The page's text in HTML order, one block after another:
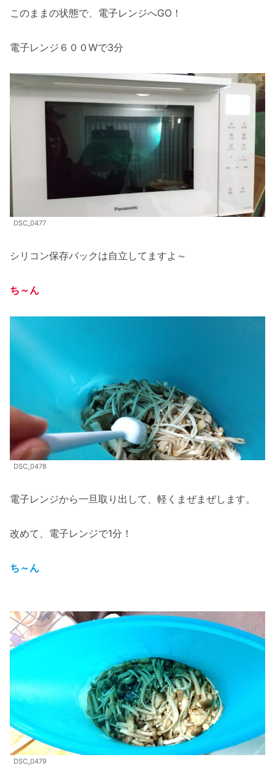
このままの状態で、電子レンジへGO！
電子レンジ６００Wで3分
DSC_0477
シリコン保存バックは自立してますよ～
ち～ん
DSC_0478
電子レンジから一旦取り出して、軽くまぜまぜします。
改めて、電子レンジで1分！
ち～ん
DSC_0479